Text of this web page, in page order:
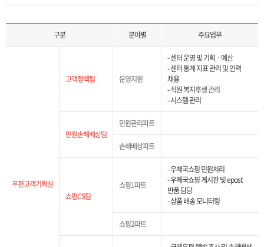
주요업무 목록으로 구분, 분야별, 주요업무 정보 제공합니다.
구분 분야별 주요업무
우편고객기획실
고객정책팀 운영지원
- 센터 운영 및 기획ㆍ예산
- 센터 통계 지표 관리 및 인력
채용
- 직원 복지후생 관리
- 시스템 관리
민원손해배상팀
민원관리파트
손해배상파트
쇼핑CS팀
쇼핑1파트
- 우체국쇼핑 민원처리
- 우체국쇼핑 게시판 및 epost
반품 담당
- 상품 배송 모니터링
쇼핑2파트